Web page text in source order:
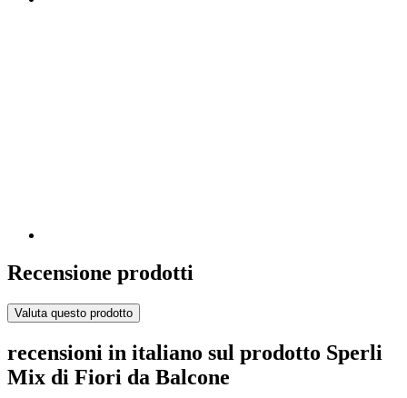
Recensione prodotti
Valuta questo prodotto
recensioni in italiano sul prodotto Sperli
Mix di Fiori da Balcone